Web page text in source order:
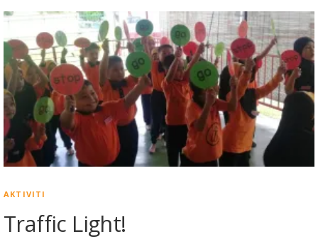
AKTIVITI
Traffic Light!